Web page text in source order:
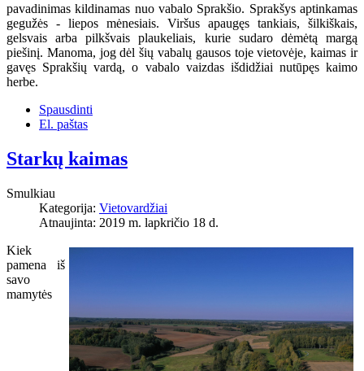
pavadinimas kildinamas nuo vabalo Sprakšio. Sprakšys aptinkamas
gegužės - liepos mėnesiais. Viršus apaugęs tankiais, šilkiškais,
gelsvais arba pilkšvais plaukeliais, kurie sudaro dėmėtą margą
piešinį. Manoma, jog dėl šių vabalų gausos toje vietovėje, kaimas ir
gavęs Sprakšių vardą, o vabalo vaizdas išdidžiai nutūpęs kaimo
herbe.
Spausdinti
El. paštas
Starkų kaimas
Smulkiau
Kategorija: Vietovardžiai
Atnaujinta: 2019 m. lapkričio 18 d.
Kiek
pamena iš
savo
mamytės